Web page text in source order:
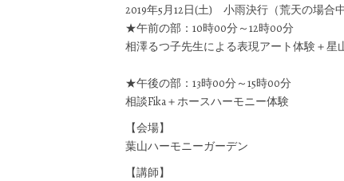
2019年5月12日(土) 小雨決行（荒天の場合中
★午前の部：10時00分～12時00分
相澤るつ子先生による表現アート体験＋星
★午後の部：13時00分～15時00分
相談Fika＋ホースハーモニー体験
【会場】
葉山ハーモニーガーデン
【講師】